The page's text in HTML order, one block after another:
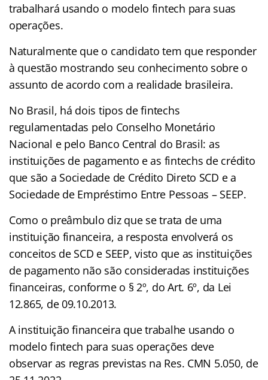
trabalhará usando o modelo fintech para suas
operações.
Naturalmente que o candidato tem que responder
à questão mostrando seu conhecimento sobre o
assunto de acordo com a realidade brasileira.
No Brasil, há dois tipos de fintechs
regulamentadas pelo Conselho Monetário
Nacional e pelo Banco Central do Brasil: as
instituições de pagamento e as fintechs de crédito
que são a Sociedade de Crédito Direto SCD e a
Sociedade de Empréstimo Entre Pessoas – SEEP.
Como o preâmbulo diz que se trata de uma
instituição financeira, a resposta envolverá os
conceitos de SCD e SEEP, visto que as instituições
de pagamento não são consideradas instituições
financeiras, conforme o § 2º, do Art. 6º, da Lei
12.865, de 09.10.2013.
A instituição financeira que trabalhe usando o
modelo fintech para suas operações deve
observar as regras previstas na Res. CMN 5.050, de